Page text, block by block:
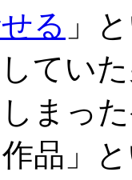
る 」
てい
まっ
作品」